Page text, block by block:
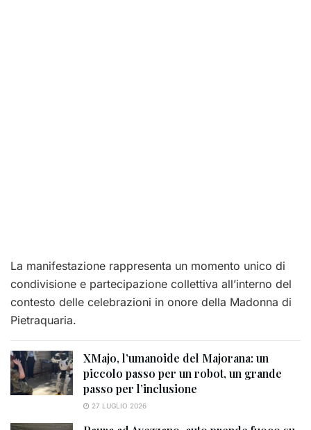
La manifestazione rappresenta un momento unico di
condivisione e partecipazione collettiva all’interno del
contesto delle celebrazioni in onore della Madonna di
Pietraquaria.
XMajo, l’umanoide del Majorana: un
piccolo passo per un robot, un grande
passo per l’inclusione
27 LUGLIO 2026